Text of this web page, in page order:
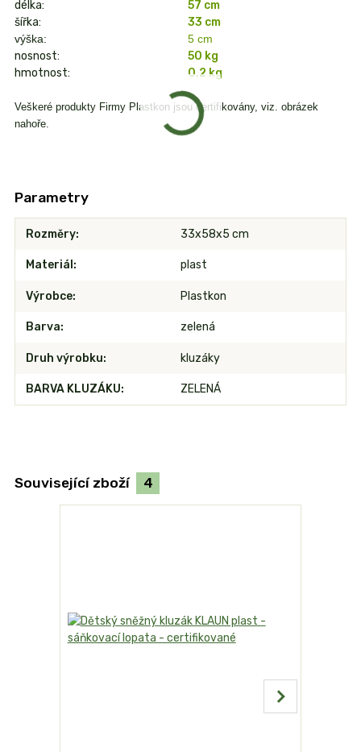
délka:
57 cm
šířka:
33 cm
výška: 5 cm
nosnost:
50 kg
hmotnost:
0,2 kg
Veškeré produkty Firmy Plastkon jsou certifikovány, viz. obrázek
nahoře.
Parametry
Rozměry 33x58x5 cm
Materiál plast
Výrobce Plastkon
Barva zelená
Druh výrobku kluzáky
BARVA KLUZÁKU ZELENÁ
Související zboží 4